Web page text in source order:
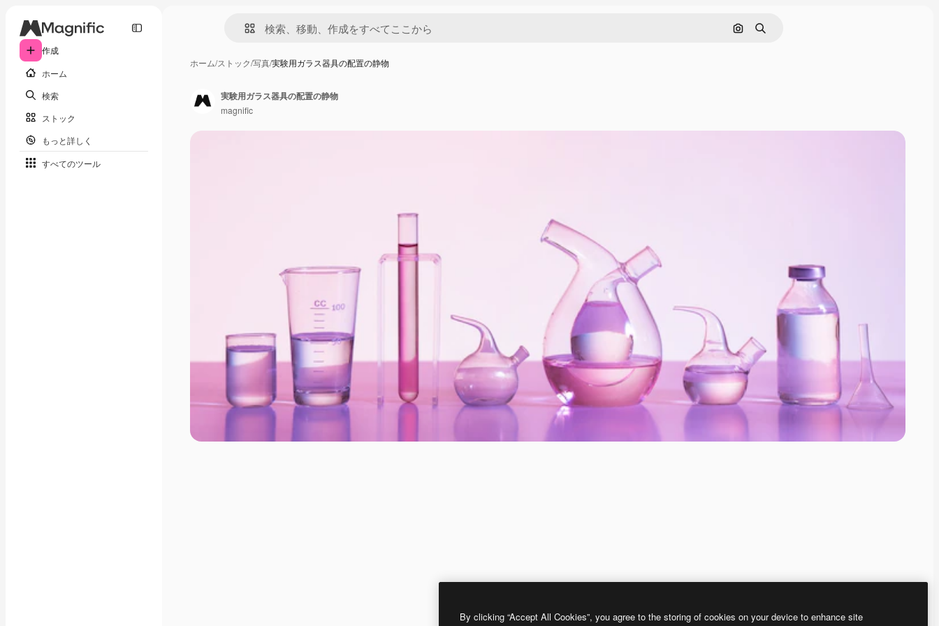
作成
ホーム
検索
ストック
もっと詳しく
すべてのツール
画像で検索
検索
ホーム/ストック/写真/実験用ガラス器具の配置の静物
実験用ガラス器具の配置の静物
magnific
By clicking “Accept All Cookies”, you agree to the storing of cookies on your device to enhance site